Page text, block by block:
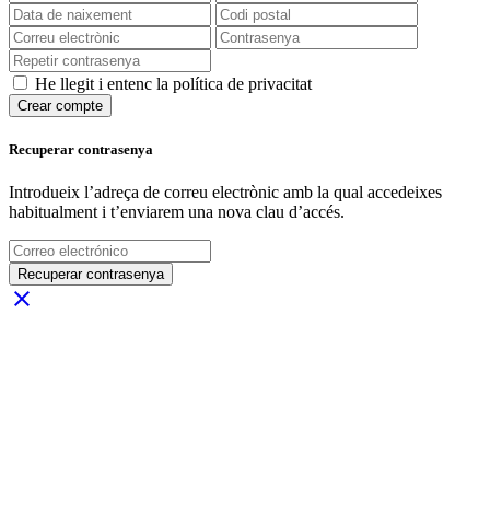
He llegit i entenc la política de privacitat
Crear compte
Recuperar contrasenya
Introdueix l’adreça de correu electrònic amb la qual accedeixes
habitualment i t’enviarem una nova clau d’accés.
Recuperar contrasenya
close